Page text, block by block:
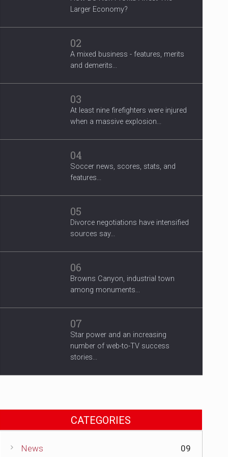
Larger Economy?
02
A mixed business - features, merits
and demerits...
03
At least nine firefighters were injured
when a massive explosion...
04
Soccer news, scores, stats, and
features...
05
Divorce negotiations have intensified
sources say...
06
Browns Canyon, industrial town
among monuments...
07
Star power and an increasing
number of web-to-TV success
stories...
CATEGORIES
News 09